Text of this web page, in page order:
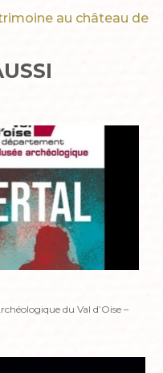
au château de
du Val d’Oise –